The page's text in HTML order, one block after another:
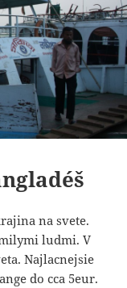
na svete.
ludmi. V
Najlacnejsie
do cca 5eur.